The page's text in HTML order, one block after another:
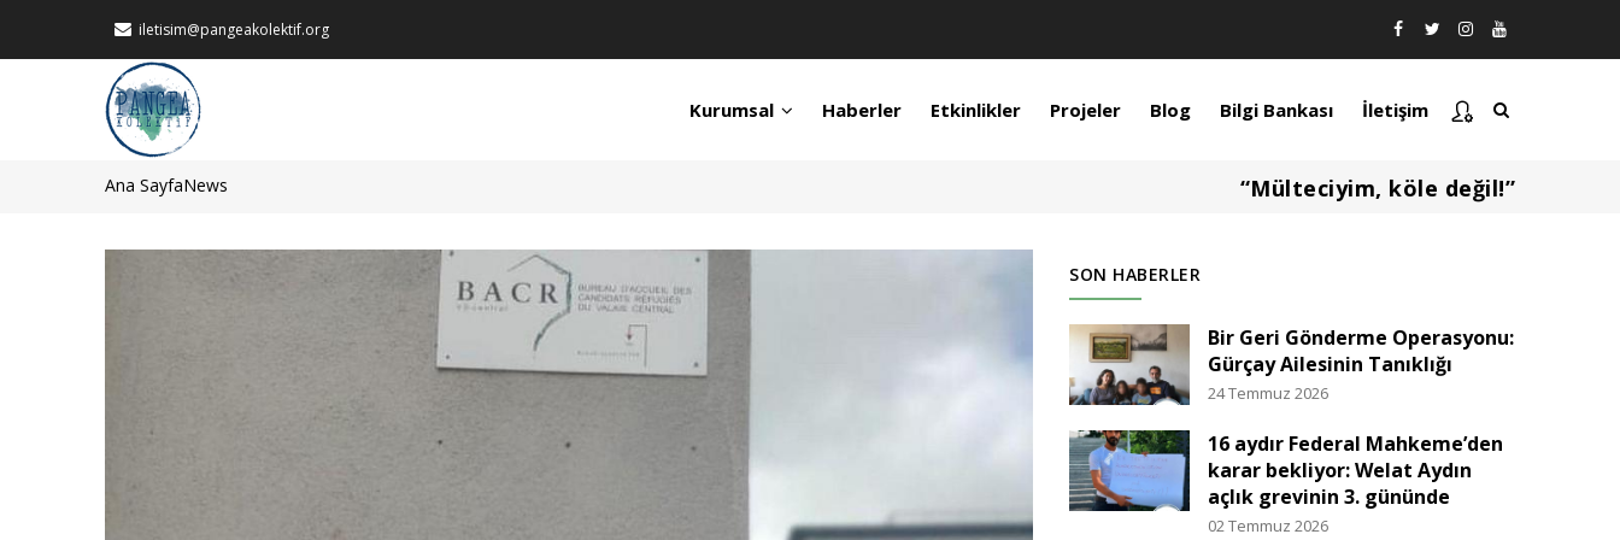
iletisim@pangeakolektif.org
Kurumsal Haberler Etkinlikler Projeler Blog Bilgi Bankası İletişim
“Mülteciyim, köle değil!”
Sayfa
yolu
Ana SayfaNews
SON HABERLER
Bir Geri Gönderme Operasyonu:
Gürçay Ailesinin Tanıklığı
24 Temmuz 2026
16 aydır Federal Mahkeme’den
karar bekliyor: Welat Aydın
açlık grevinin 3. gününde
02 Temmuz 2026